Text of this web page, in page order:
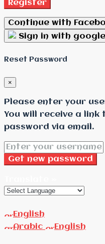
Register
Continue with
Sign in with google
Reset Password
×
Please enter your
You will receive a link
password via email.
Get new password
English
Arabic
English